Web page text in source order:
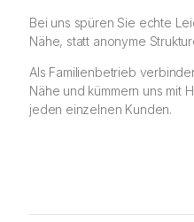
Bei uns spüren Sie echte
Nähe, statt anonyme
Als Familienbetrieb
Nähe und kümmern uns mit
jeden einzelnen Kunden.